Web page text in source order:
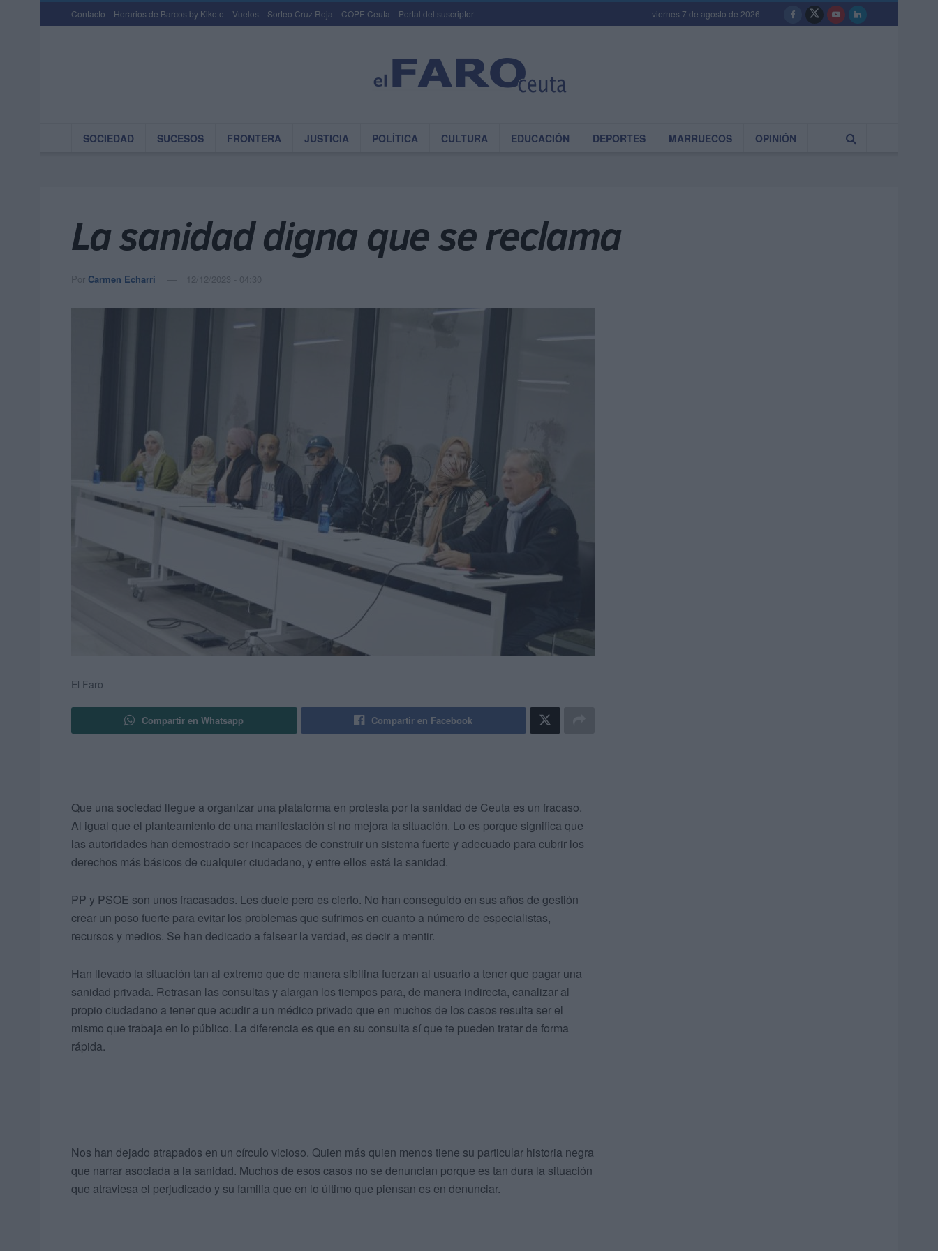
Contacto Horarios de Barcos by Kikoto Vuelos Sorteo Cruz Roja COPE Ceuta Portal del suscriptor viernes 7 de agosto de 2026
SOCIEDAD SUCESOS FRONTERA JUSTICIA POLÍTICA CULTURA EDUCACIÓN DEPORTES MARRUECOS OPINIÓN
La sanidad digna que se reclama
Por Carmen Echarri 12/12/2023 - 04:30
El Faro
Compartir en Whatsapp Compartir en Facebook
Que una sociedad llegue a organizar una plataforma en protesta por la sanidad de Ceuta es un fracaso.
Al igual que el planteamiento de una manifestación si no mejora la situación. Lo es porque significa que
las autoridades han demostrado ser incapaces de construir un sistema fuerte y adecuado para cubrir los
derechos más básicos de cualquier ciudadano, y entre ellos está la sanidad.
PP y PSOE son unos fracasados. Les duele pero es cierto. No han conseguido en sus años de gestión
crear un poso fuerte para evitar los problemas que sufrimos en cuanto a número de especialistas,
recursos y medios. Se han dedicado a falsear la verdad, es decir a mentir.
Han llevado la situación tan al extremo que de manera sibilina fuerzan al usuario a tener que pagar una
sanidad privada. Retrasan las consultas y alargan los tiempos para, de manera indirecta, canalizar al
propio ciudadano a tener que acudir a un médico privado que en muchos de los casos resulta ser el
mismo que trabaja en lo público. La diferencia es que en su consulta sí que te pueden tratar de forma
rápida.
Nos han dejado atrapados en un círculo vicioso. Quien más quien menos tiene su particular historia negra
que narrar asociada a la sanidad. Muchos de esos casos no se denuncian porque es tan dura la situación
que atraviesa el perjudicado y su familia que en lo último que piensan es en denunciar.